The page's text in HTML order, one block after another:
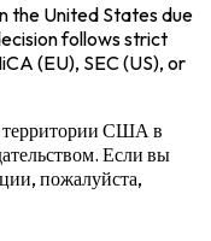
the United Statesdue
follows strict
(EU), SEC (US), or
США в
Если вы
пожалуйста,